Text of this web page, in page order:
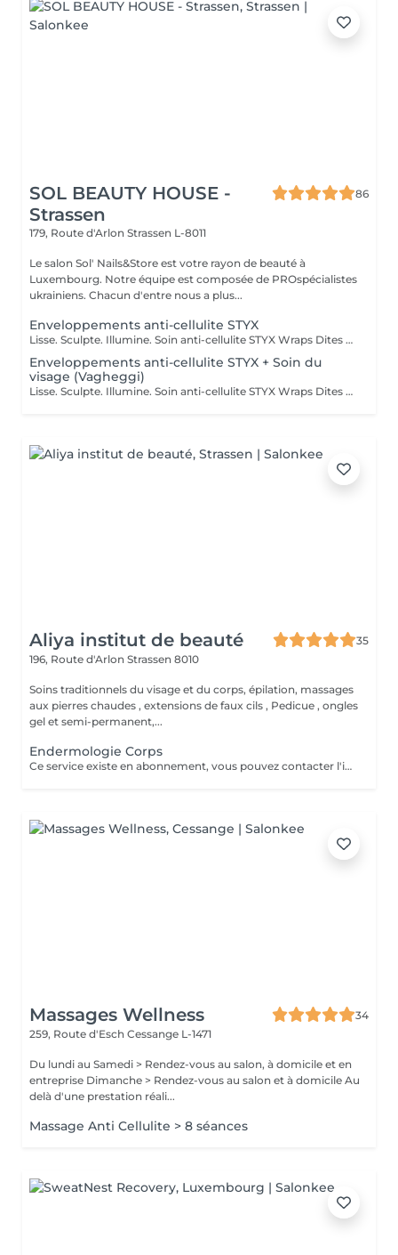
SOL BEAUTY HOUSE -
Strassen
86
179, Route d'Arlon Strassen L-8011
Le salon Sol' Nails&Store est votre rayon de beauté à
Luxembourg. Notre équipe est composée de PROspécialistes
ukrainiens. Chacun d'entre nous a plus...
Enveloppements anti-cellulite STYX
Lisse. Sculpte. Illumine. Soin anti-cellulite STYX Wraps Dites adieu à la cellulite tenace et bonjour à une peau plus lisse et plus ferme ! Nos STYX Wraps constituent un soin anti-cellulite puissant qui utilise des ingrédients actifs naturels et des bandages de compression pour tonifier et détoxifier visiblement votre corps. Ses bienfaits : Cible et réduit l'apparence de la cellulite Stimule la circulation sanguine et lymphatique Raffermit, lisse et hydrate la peau Aide à redessiner les zones à problèmes Ressentez l'effet tenseur dès la première séance et profitez d'une silhouette rafraîchie et sculptée. Idéal en traitement ponctuel ou en cure pour des résultats durables. Prête à retrouver confiance en vous grâce aux bandages ?
Enveloppements anti-cellulite STYX + Soin du
visage (Vagheggi)
Lisse. Sculpte. Illumine. Soin anti-cellulite STYX Wraps Dites adieu à la cellulite tenace et bonjour à une peau plus lisse et plus ferme ! Nos STYX Wraps constituent un soin anti-cellulite puissant qui utilise des ingrédients actifs naturels et des bandages de compression pour tonifier et détoxifier visiblement votre corps. Ses bienfaits : Cible et réduit l'apparence de la cellulite Stimule la circulation sanguine et lymphatique Raffermit, lisse et hydrate la peau Aide à redessiner les zones à problèmes Ressentez l'effet tenseur dès la première séance et profitez d'une silhouette rafraîchie et sculptée. Idéal en traitement unique ou en cure pour des résultats à long terme. Profitez pleinement de ce moment pour profiter d'un soin du visage pendant la durée de l'enveloppement ! Prête à retrouver confiance en vous grâce à nos enveloppements ?
Aliya institut de beauté
35
196, Route d'Arlon Strassen 8010
Soins traditionnels du visage et du corps, épilation, massages
aux pierres chaudes , extensions de faux cils , Pedicue , ongles
gel et semi-permanent,...
Endermologie Corps
Ce service existe en abonnement, vous pouvez contacter l'institut pour de plus amples renseignements.
Massages Wellness
34
259, Route d'Esch Cessange L-1471
Du lundi au Samedi > Rendez-vous au salon, à domicile et en
entreprise Dimanche > Rendez-vous au salon et à domicile Au
delà d'une prestation réali...
Massage Anti Cellulite > 8 séances